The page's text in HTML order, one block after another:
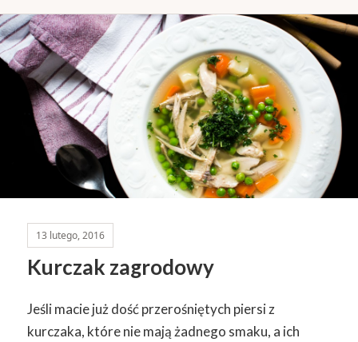
13 lutego, 2016
Kurczak zagrodowy
Jeśli macie już dość przerośniętych piersi z
kurczaka, które nie mają żadnego smaku, a ich